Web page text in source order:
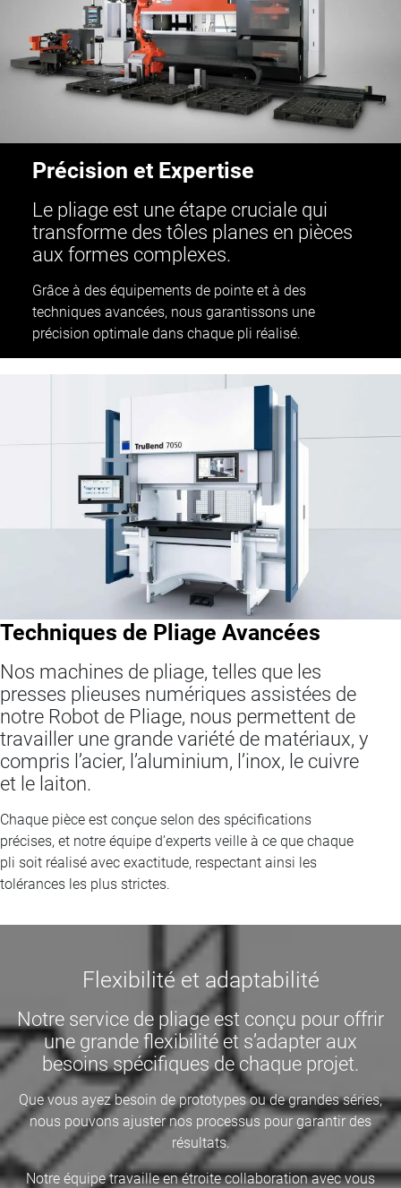
Précision et Expertise
Le pliage est une étape cruciale qui
transforme des tôles planes en pièces
aux formes complexes.
Grâce à des équipements de pointe et à des
techniques avancées, nous garantissons une
précision optimale dans chaque pli réalisé.
Techniques de Pliage Avancées
Nos machines de pliage, telles que les
presses plieuses numériques assistées de
notre Robot de Pliage, nous permettent de
travailler une grande variété de matériaux, y
compris l’acier, l’aluminium, l’inox, le cuivre
et le laiton.
Chaque pièce est conçue selon des spécifications
précises, et notre équipe d’experts veille à ce que chaque
pli soit réalisé avec exactitude, respectant ainsi les
tolérances les plus strictes.
Flexibilité et adaptabilité
Notre service de pliage est conçu pour offrir
une grande flexibilité et s’adapter aux
besoins spécifiques de chaque projet.
Que vous ayez besoin de prototypes ou de grandes séries,
nous pouvons ajuster nos processus pour garantir des
résultats.
Notre équipe travaille en étroite collaboration avec vous